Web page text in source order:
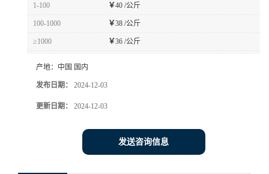
1-100 ￥40 /公斤
100-1000 ￥38 /公斤
≥1000 ￥36 /公斤
产地： 中国 国内
发布日期： 2024-12-03
更新日期： 2024-12-03
发送咨询信息